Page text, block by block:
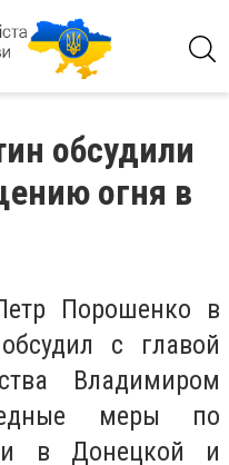
обсудили
огня в
Порошенко в
с главой
Владимиром
меры по
в Донецкой и